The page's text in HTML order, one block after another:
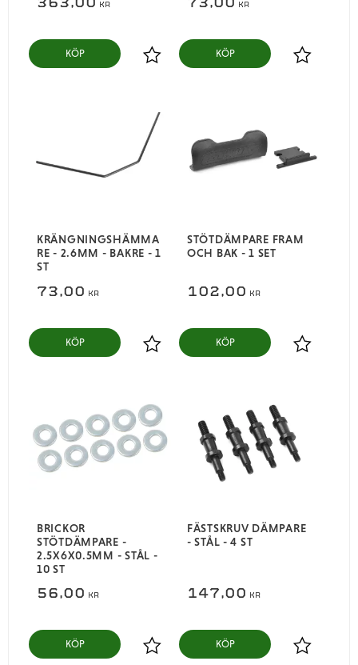
KR
Lägg till i favoriter
KÖP
KR
Lägg till i
KÖP
KRÄNGNINGSHÄMMA
RE - 2.6MM - BAKRE - 1
ST
73,00 KR
Lägg till i favoriter
KÖP
STÖTDÄMPARE FRAM
OCH BAK - 1 SET
102,00 KR
Lägg till i
KÖP
BRICKOR
STÖTDÄMPARE -
2.5X6X0.5MM - STÅL -
10 ST
56,00 KR
Lägg till i favoriter
KÖP
FÄSTSKRUV DÄMPARE
- STÅL - 4 ST
147,00 KR
Lägg till i
KÖP